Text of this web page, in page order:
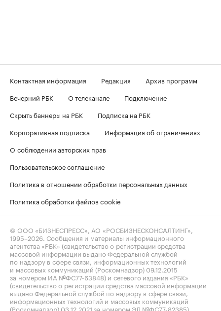
Контактная информация Редакция
Архив программ
Вечерний РБК
О телеканале
Подключение
Скрыть баннеры на РБК
Подписка на РБК
Корпоративная подписка
Информация об ограничениях
О соблюдении авторских прав
Пользовательское соглашение
Политика в отношении обработки персональных данных
Политика обработки файлов cookie
© ООО «БИЗНЕСПРЕСС», АО «РОСБИЗНЕСКОНСАЛТИНГ»,
1995–2026 . Сообщения и материалы информационного
агентства «РБК» (свидетельство о регистрации средства
массовой информации выдано Федеральной службой
по надзору в сфере связи, информационных технологий
и массовых коммуникаций (Роскомнадзор) 09.12.2015
за номером ИА №ФС77-63848) и сетевого издания «РБК»
(свидетельство о регистрации средства массовой информации
выдано Федеральной службой по надзору в сфере связи,
информационных технологий и массовых коммуникаций
(Роскомнадзор) 03.12.2021 за номером ЭЛ №ФС77-82385)